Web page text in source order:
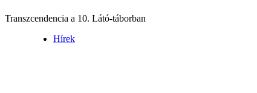
Transzcendencia a 10. Látó-táborban
Hírek